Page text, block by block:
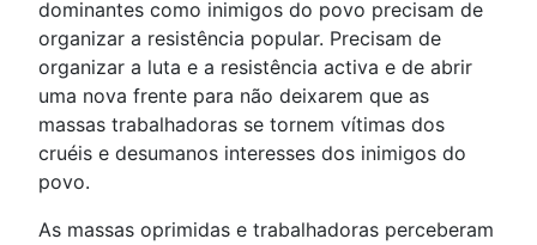
dominantes como inimigos do povo precisam de
organizar a resistência popular. Precisam de
organizar a luta e a resistência activa e de abrir
uma nova frente para não deixarem que as
massas trabalhadoras se tornem vítimas dos
cruéis e desumanos interesses dos inimigos do
povo.
As massas oprimidas e trabalhadoras perceberam